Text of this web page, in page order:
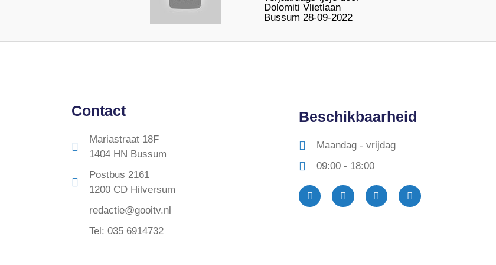
Dolomiti Vlietlaan
Bussum 28-09-2022
Contact
Mariastraat 18F
1404 HN Bussum
Postbus 2161
1200 CD Hilversum
redactie@gooitv.nl
Tel: 035 6914732
Beschikbaarheid
Maandag - vrijdag
09:00 - 18:00